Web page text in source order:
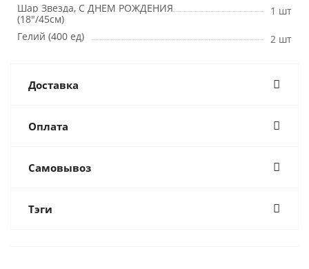
Шар Звезда, С ДНЕМ РОЖДЕНИЯ
(18"/45см)
1 шт
Гелий (400 ед)
2 шт
Доставка
Оплата
Самовывоз
Тэги